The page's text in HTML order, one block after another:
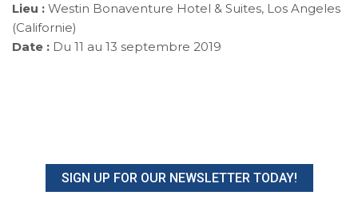
Lieu : Westin Bonaventure Hotel & Suites, Los Angeles
(Californie)
Date : Du 11 au 13 septembre 2019
SIGN UP FOR OUR NEWSLETTER TODAY!